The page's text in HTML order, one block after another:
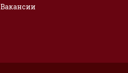
Вакансии